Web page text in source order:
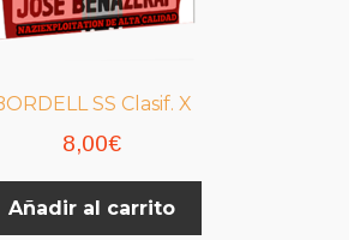
SS Clasif. X
8,00€
Añadir al carrito